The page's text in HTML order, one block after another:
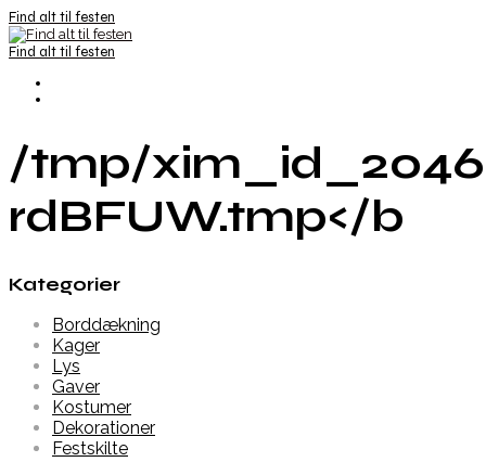
Find alt til festen
Find alt til festen
/tmp/
rdBFUW.tmp</b
Kategorier
Borddækning
Kager
Lys
Gaver
Kostumer
Dekorationer
Festskilte